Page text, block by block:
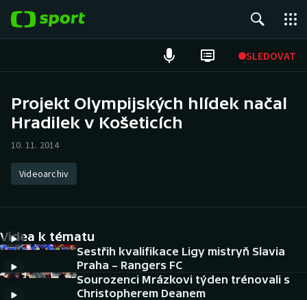
SLEDOVAT
Hokej
Atletika
DALŠÍ SPORTY
Americký fotbal
NEPŘEHLÉDNĚTE
Projekt Olympijských hlídek načal
Hradilek v Košeticích
10. 11. 2014
Videoarchiv
Videa k tématu
Sestřih kvalifikace Ligy mistryň Slavia
Praha – Rangers FC
Sourozenci Mrázkovi týden trénovali s
Christopherem Deanem